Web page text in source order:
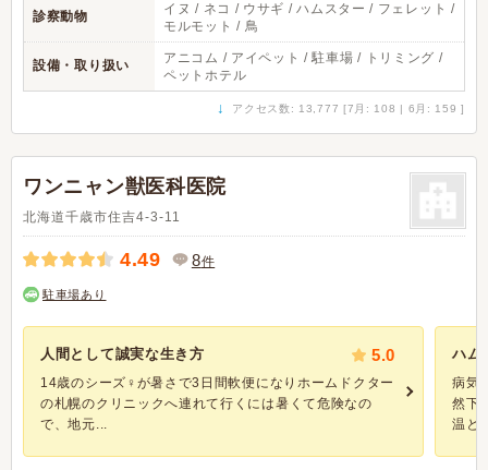
診察動物
イヌ / ネコ / ウサギ / ハムスター / フェレット /
モルモット / 鳥
設備・取り扱い
アニコム / アイペット / 駐車場 / トリミング /
ペットホテル
↓ アクセス数: 13,777 [7月: 108 | 6月: 159 ]
ワンニャン獣医科医院
北海道千歳市住吉4-3-11
4.49 8件
駐車場あり
人間として誠実な生き方 5.0
14歳のシーズ♀が暑さで3日間軟便になりホームドクター
の札幌のクリニックへ連れて行くには暑くて危険なの
で、地元...
ハム
病気
然下
温と